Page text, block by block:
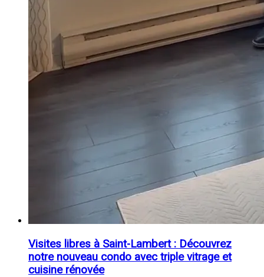
Visites libres à Saint-Lambert : Découvrez
notre nouveau condo avec triple vitrage et
cuisine rénovée